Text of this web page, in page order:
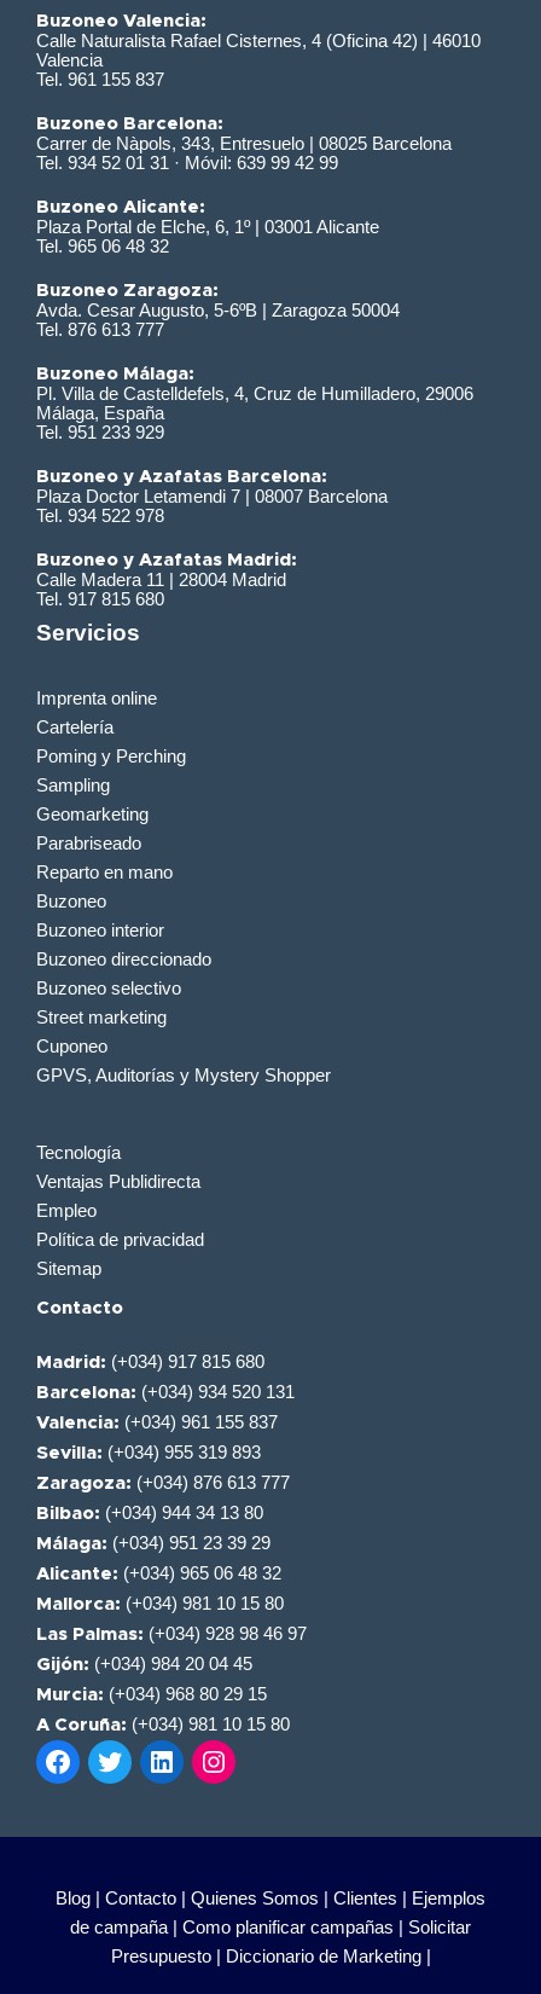
Buzoneo Valencia:
Calle Naturalista Rafael Cisternes, 4 (Oficina 42) | 46010
Valencia
Tel. 961 155 837
Buzoneo Barcelona:
Carrer de Nàpols, 343, Entresuelo | 08025 Barcelona
Tel. 934 52 01 31 · Móvil: 639 99 42 99
Buzoneo Alicante:
Plaza Portal de Elche, 6, 1º | 03001 Alicante
Tel. 965 06 48 32
Buzoneo Zaragoza:
Avda. Cesar Augusto, 5-6ºB | Zaragoza 50004
Tel. 876 613 777
Buzoneo Málaga:
Pl. Villa de Castelldefels, 4, Cruz de Humilladero, 29006
Málaga, España
Tel. 951 233 929
Buzoneo y Azafatas Barcelona:
Plaza Doctor Letamendi 7 | 08007 Barcelona
Tel. 934 522 978
Buzoneo y Azafatas Madrid:
Calle Madera 11 | 28004 Madrid
Tel. 917 815 680
Servicios
Imprenta online
Cartelería
Poming y Perching
Sampling
Geomarketing
Parabriseado
Reparto en mano
Buzoneo
Buzoneo interior
Buzoneo direccionado
Buzoneo selectivo
Street marketing
Cuponeo
GPVS, Auditorías y Mystery Shopper
Tecnología
Ventajas Publidirecta
Empleo
Política de privacidad
Sitemap
Contacto
Madrid: (+034) 917 815 680
Barcelona: (+034) 934 520 131
Valencia: (+034) 961 155 837
Sevilla: (+034) 955 319 893
Zaragoza: (+034) 876 613 777
Bilbao: (+034) 944 34 13 80
Málaga: (+034) 951 23 39 29
Alicante: (+034) 965 06 48 32
Mallorca: (+034) 981 10 15 80
Las Palmas: (+034) 928 98 46 97
Gijón: (+034) 984 20 04 45
Murcia: (+034) 968 80 29 15
A Coruña: (+034) 981 10 15 80
Blog | Contacto | Quienes Somos | Clientes | Ejemplos
de campaña | Como planificar campañas | Solicitar
Presupuesto | Diccionario de Marketing |